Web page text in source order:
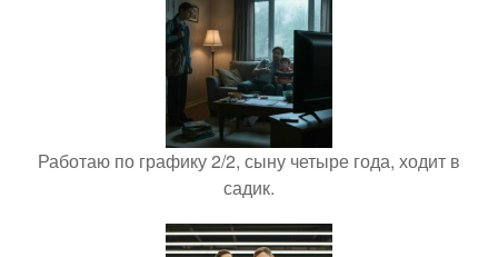
Работаю по графику 2/2, сыну четыре года, ходит в
садик.